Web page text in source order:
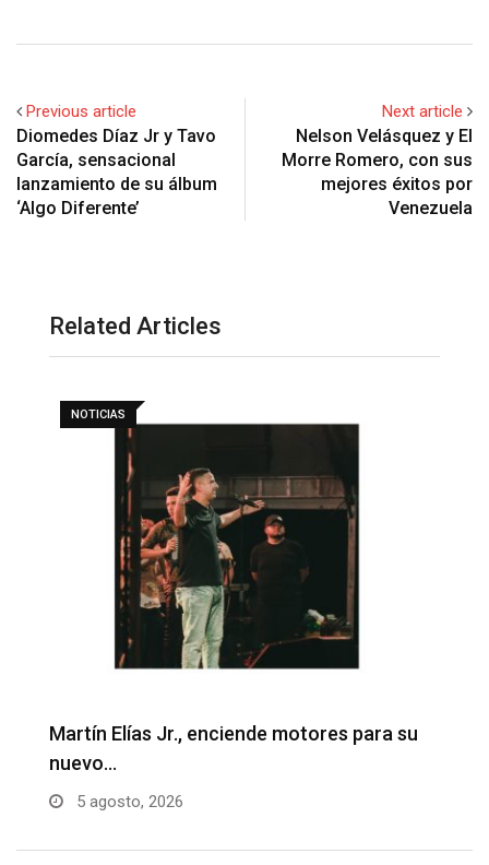
Previous article
Diomedes Díaz Jr y Tavo
García, sensacional
lanzamiento de su álbum
‘Algo Diferente’
Next article
Nelson Velásquez y El
Morre Romero, con sus
mejores éxitos por
Venezuela
Related Articles
NOTICIAS
Martín Elías Jr., enciende motores para su
nuevo…
5 agosto, 2026